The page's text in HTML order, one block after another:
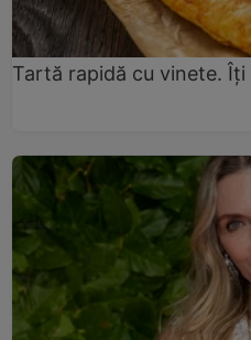
Tartă rapidă cu vinete. Îți